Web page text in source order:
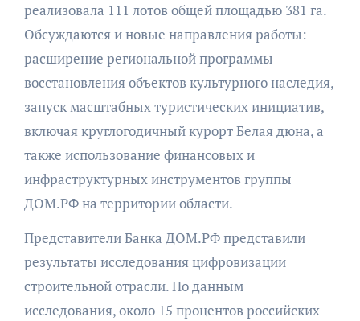
реализовала 111 лотов общей площадью 381 га.
Обсуждаются и новые направления работы:
расширение региональной программы
восстановления объектов культурного наследия,
запуск масштабных туристических инициатив,
включая круглогодичный курорт Белая дюна, а
также использование финансовых и
инфраструктурных инструментов группы
ДОМ.РФ на территории области.
Представители Банка ДОМ.РФ представили
результаты исследования цифровизации
строительной отрасли. По данным
исследования, около 15 процентов российских